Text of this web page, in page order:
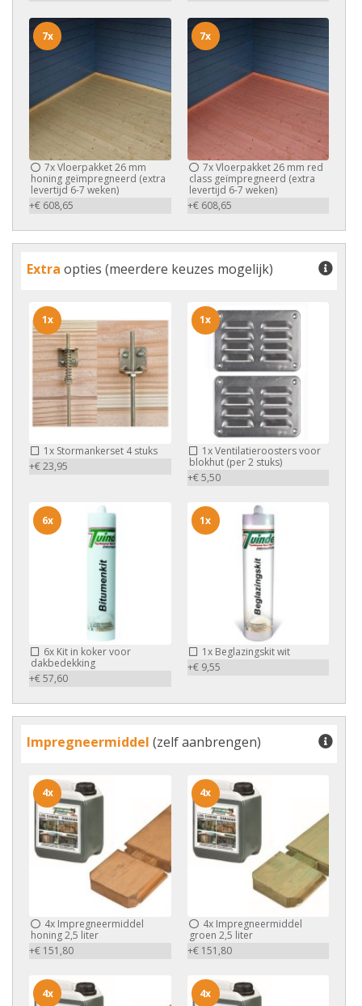
7xVloerpakket 26 mm
honing geïmpregneerd (extra
levertijd 6-7 weken)
+€ 608,65
7x
7xVloerpakket 26 mm red
class geïmpregneerd (extra
levertijd 6-7 weken)
+€ 608,65
7x
Extra opties (meerdere keuzes mogelijk)
1x Stormankerset 4 stuks
+€ 23,95
1x
1xVentilatieroosters voor
blokhut (per 2 stuks)
+€ 5,50
1x
6x Kit in koker voor
dakbedekking
+€ 57,60
6x
1xBeglazingskit wit
+€ 9,55
1x
Impregneermiddel (zelf aanbrengen)
4x Impregneermiddel
honing 2,5 liter
+€ 151,80
4x
4xImpregneermiddel
groen 2,5 liter
+€ 151,80
4x
4x 4x